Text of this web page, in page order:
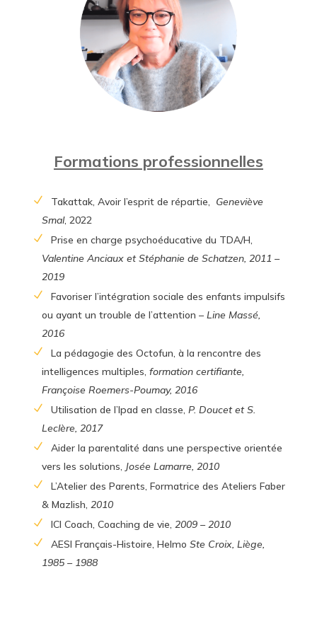
Formations professionnelles
Takattak, Avoir l’esprit de répartie, Geneviève
Smal, 2022
Prise en charge psychoéducative du TDA/H,
Valentine Anciaux etStéphanie de Schatzen, 2011 –
2019
Favoriser l’intégration sociale des enfants impulsifs
ou ayant un trouble de l’attention – Line Massé,
2016
La pédagogie des Octofun, à la rencontre des
intelligences multiples, formation certifiante,
Françoise Roemers-Poumay, 2016
Utilisation de l’Ipad en classe, P. Doucet et S.
Leclère, 2017
Aider la parentalité dans une perspective orientée
vers les solutions, Josée Lamarre, 2010
L’Atelier des Parents, Formatrice des Ateliers Faber
& Mazlish, 2010
ICI Coach, Coaching de vie, 2009 – 2010
AESI Français-Histoire, Helmo Ste Croix, Liège,
1985 – 1988